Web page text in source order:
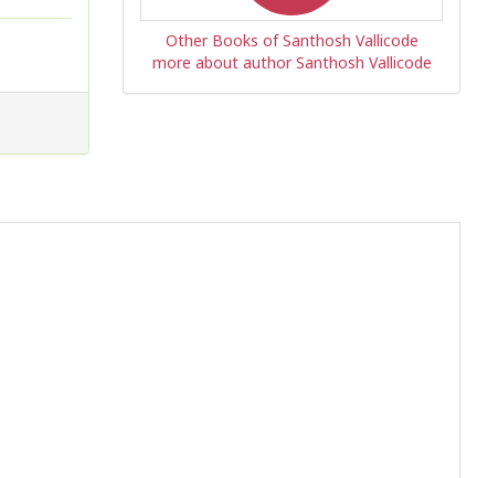
Other Books of Santhosh Vallicode
more about author Santhosh Vallicode